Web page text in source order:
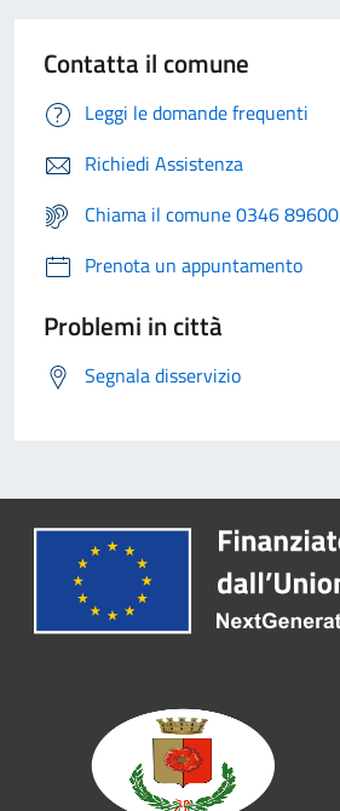
Contatta il comune
Leggi le domande frequenti
Richiedi Assistenza
Chiama il comune 0346 89600
Prenota un appuntamento
Problemi in città
Segnala disservizio